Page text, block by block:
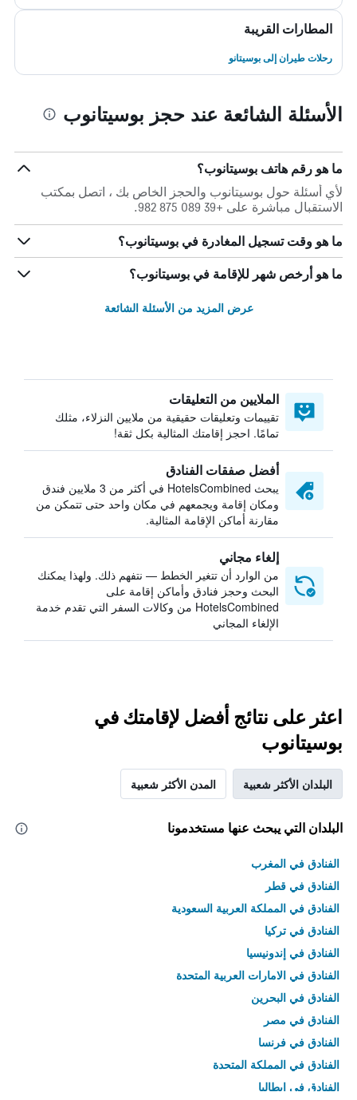
المطارات القريبة
رحلات طيران إلى بوسيتانو
الأسئلة الشائعة عند حجز بوسيتانوب
ما هو رقم هاتف بوسيتانوب؟
لأي أسئلة حول بوسيتانوب والحجز الخاص بك ، اتصل بمكتب
الاستقبال مباشرة على +39 089 875 982.
ما هو وقت تسجيل المغادرة في بوسيتانوب؟
ما هو أرخص شهر للإقامة في بوسيتانوب؟
عرض المزيد من الأسئلة الشائعة
الملايين من التعليقات
تقييمات وتعليقات حقيقية من ملايين النزلاء، مثلك
تمامًا. احجز إقامتك المثالية بكل ثقة!
أفضل صفقات الفنادق
يبحث HotelsCombined في أكثر من 3 ملايين فندق
ومكان إقامة ويجمعهم في مكان واحد حتى تتمكن من
مقارنة أماكن الإقامة المثالية.
إلغاء مجاني
من الوارد أن تتغير الخطط — نتفهم ذلك. ولهذا يمكنك
البحث وحجز فنادق وأماكن إقامة على
HotelsCombined من وكالات السفر التي تقدم خدمة
الإلغاء المجاني
اعثر على نتائج أفضل لإقامتك في
بوسيتانوب
البلدان الأكثر شعبية المدن الأكثر شعبية
البلدان التي يبحث عنها مستخدمونا
الفنادق في المغرب
الفنادق في قطر
الفنادق في المملكة العربية السعودية
الفنادق في تركيا
الفنادق في إندونيسيا
الفنادق في الامارات العربية المتحدة
الفنادق في البحرين
الفنادق في مصر
الفنادق في فرنسا
الفنادق في المملكة المتحدة
الفنادق في إيطاليا